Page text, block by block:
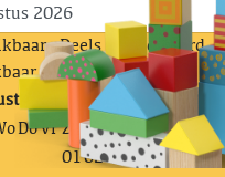
Deels gereserveerd
2026
DoVr Za
Zo
0102